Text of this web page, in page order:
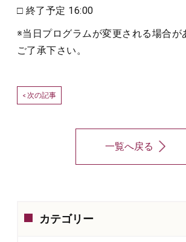
□ 終了予定 16:00
※当日プログラムが変更される場合が
ご了承下さい。
< 次の記事
一覧へ戻る
カテゴリー